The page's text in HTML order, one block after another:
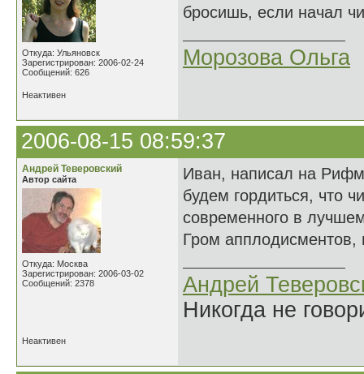
Откуда: Ульяновск
Зарегистрирован: 2006-02-24
Сообщений: 626
бросишь, если начал
Морозова Ольга
Неактивен
2006-08-15 08:59:37
Андрей Теверовский
Автор сайта
Откуда: Москва
Зарегистрирован: 2006-03-02
Сообщений: 2378
Иван, написал на
будем гордиться, что
современного в
Гром
Андрей
Никогда не
Неактивен